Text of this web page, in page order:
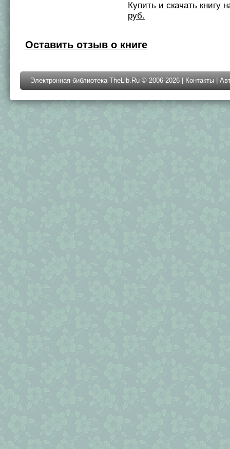
Купить и скачать книгу
руб.
Оставить отзыв о книге
Электронная библиотека TheLib.Ru © 2006-2026 | Контакты |